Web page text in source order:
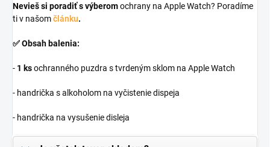
Nevieš si poradiť s výberomochrany na Apple Watch? Poradíme
ti v našomčlánku.
✅ Obsah balenia:
- 1 ksochranného puzdra s tvrdeným sklom na Apple Watch
- handrička s alkoholom na vyčistenie dispeja
- handrička na vysušenie disleja